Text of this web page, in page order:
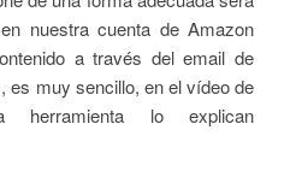
nuestra cuenta de Amazon
a través del email de
es muy sencillo, en el vídeo de
herramienta lo explican